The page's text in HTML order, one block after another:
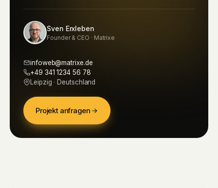
Sven Erxleben
Founder & CEO · Matrixe
infoweb@matrixe.de
+49 341 1234 56 78
Leipzig · Deutschland
Projekt anfragen